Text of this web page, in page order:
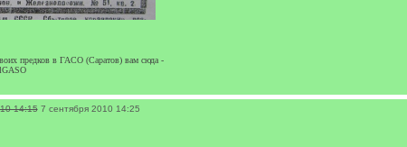
предков в ГАСО (Саратов) вам сюда -
14:15 7 сентября 2010 14:25